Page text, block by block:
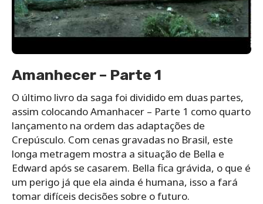
Amanhecer – Parte 1
O último livro da saga foi dividido em duas partes,
assim colocando Amanhacer – Parte 1 como quarto
lançamento na ordem das adaptações de
Crepúsculo. Com cenas gravadas no Brasil, este
longa metragem mostra a situação de Bella e
Edward após se casarem. Bella fica grávida, o que é
um perigo já que ela ainda é humana, isso a fará
tomar difíceis decisões sobre o futuro.